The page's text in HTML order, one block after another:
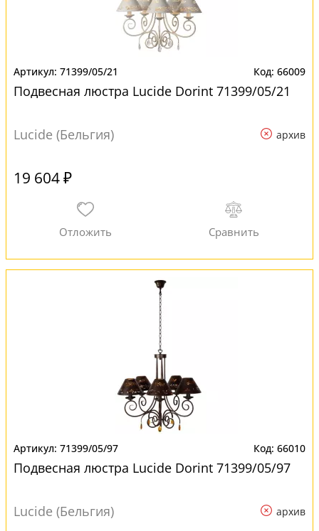
71399/05/21 66009
Подвесная люстра Lucide Dorint 71399/05/21
Lucide (Бельгия) архив
19 604 ₽
71399/05/97 66010
Подвесная люстра Lucide Dorint 71399/05/97
Lucide (Бельгия) архив